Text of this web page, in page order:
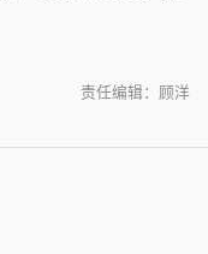
责任编辑：顾洋